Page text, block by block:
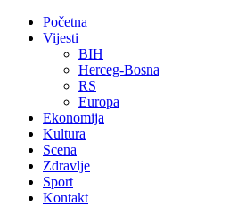
Početna
Vijesti
BIH
Herceg-Bosna
RS
Europa
Ekonomija
Kultura
Scena
Zdravlje
Sport
Kontakt